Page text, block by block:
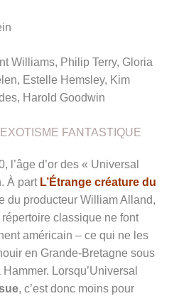
Williams, Philip Terry, Gloria
Estelle Hemsley, Kim
Harold Goodwin
EXOTISME FANTASTIQUE
l’âge d’or des « Universal
À part L’Étrange créature du
du producteur William Alland,
classique ne font
américain – ce qui ne les
en Grande-Bretagne sous
Lorsqu’Universal
, c’est donc moins pour